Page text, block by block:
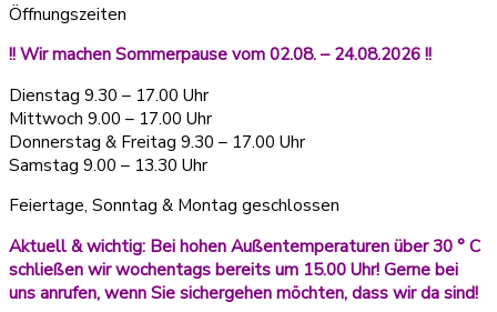
Öffnungszeiten
!! Wir machen Sommerpause vom 02.08. – 24.08.2026 !!
Dienstag 9.30 – 17.00 Uhr
Mittwoch 9.00 – 17.00 Uhr
Donnerstag & Freitag 9.30 – 17.00 Uhr
Samstag 9.00 – 13.30 Uhr
Feiertage, Sonntag & Montag geschlossen
Aktuell & wichtig: Bei hohen Außentemperaturen über 30 ° C
schließen wir wochentags bereits um 15.00 Uhr! Gerne bei
uns anrufen, wenn Sie sichergehen möchten, dass wir da sind!